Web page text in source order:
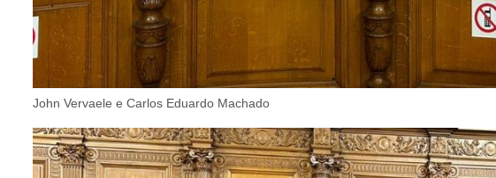
John Vervaele e Carlos Eduardo Machado